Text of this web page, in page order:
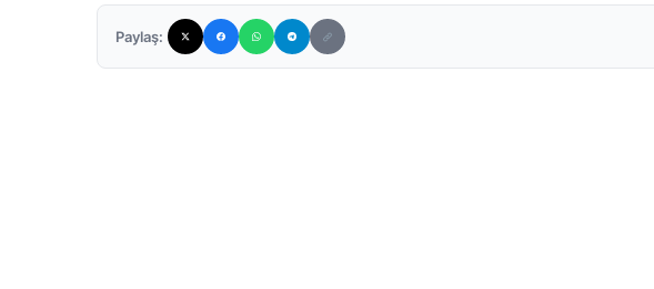
Paylaş: